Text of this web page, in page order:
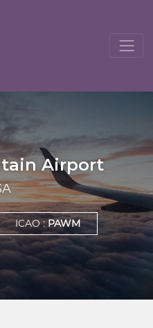
Airport
ICAO :PAWM